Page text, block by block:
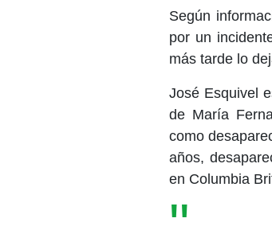
Según
por un
más tarde lo
José Esquivel
de María
como
años,
en Columbia